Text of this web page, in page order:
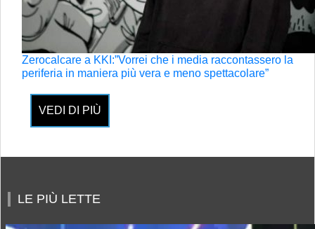
Zerocalcare a KKI:”Vorrei che i media raccontassero la
periferia in maniera più vera e meno spettacolare”
VEDI DI PIÙ
LE PIÙ LETTE